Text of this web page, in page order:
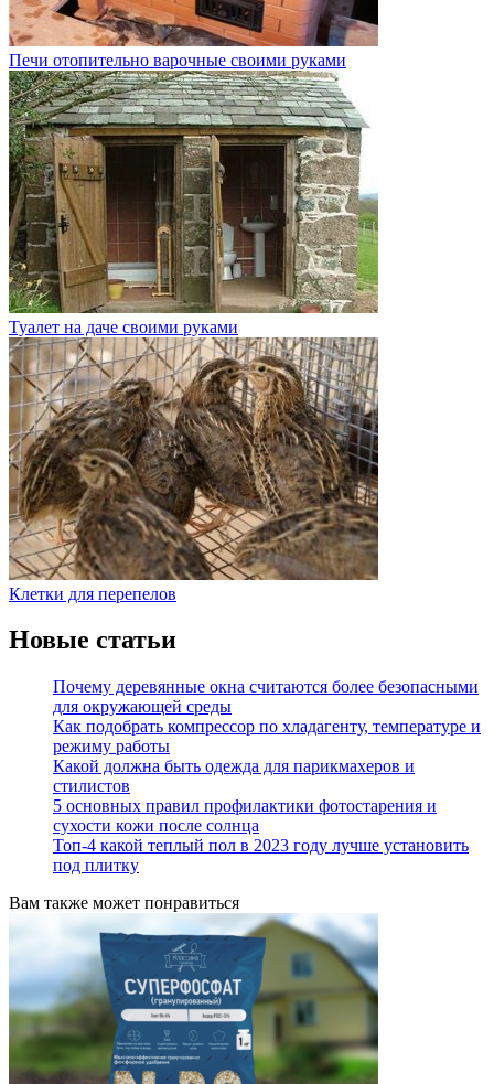
Печи отопительно варочные своими руками
Туалет на даче своими руками
Клетки для перепелов
Новые статьи
Почему деревянные окна считаются более безопасными
для окружающей среды
Как подобрать компрессор по хладагенту, температуре и
режиму работы
Какой должна быть одежда для парикмахеров и
стилистов
5 основных правил профилактики фотостарения и
сухости кожи после солнца
Топ-4 какой теплый пол в 2023 году лучше установить
под плитку
Вам также может понравиться